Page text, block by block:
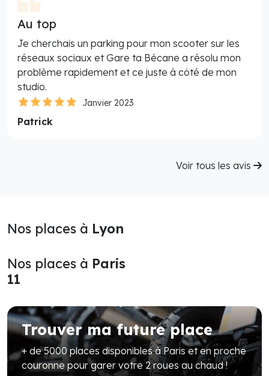
Au top
Je cherchais un parking pour mon scooter sur les
réseaux sociaux et Gare ta Bécane a résolu mon
problème rapidement et ce juste à côté de mon
studio.
Janvier 2023
Patrick
Voir tous les avis
Nos places à Lyon
Nos places à Paris
11
Trouver ma future place
+ de 5000 places disponibles à Paris et en proche
couronne pour garer votre 2 roues au chaud !